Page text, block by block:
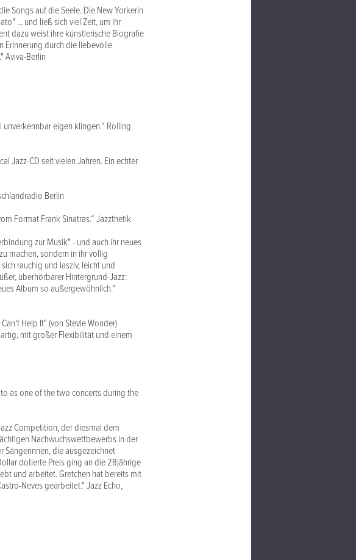
Songs auf die Seele. Die New Yorkerin
... und ließ sich viel Zeit, um ihr
dazu weist ihre künstlerische Biografie
Erinnerung durch die liebevolle
Aviva-Berlin
eigen klingen.“ Rolling
Jazz-CD seit vielen Jahren. Ein echter
Berlin
Format Frank Sinatras.“ Jazzthetik
zur Musik" - und auch ihr neues
machen, sondern in ihr völlig
rauchig und lasziv, leicht und
überhörbarer Hintergrund-Jazz:
Album so außergewöhnlich."
Help It" (von Stevie Wonder)
mit großer Flexibilität und einem
as one of the two concerts during the
Competition, der diesmal dem
Nachwuchswettbewerbs in der
Sängerinnen, die ausgezeichnet
dotierte Preis ging an die 28jährige
und arbeitet. Gretchen hat bereits mit
Neves gearbeitet." Jazz Echo,